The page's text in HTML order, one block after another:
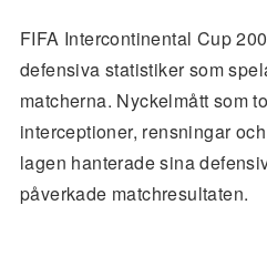
FIFA Intercontinental Cup
defensiva statistiker som
matcherna. Nyckelmått som
interceptioner, rensningar
lagen hanterade sina
påverkade matchresultaten.